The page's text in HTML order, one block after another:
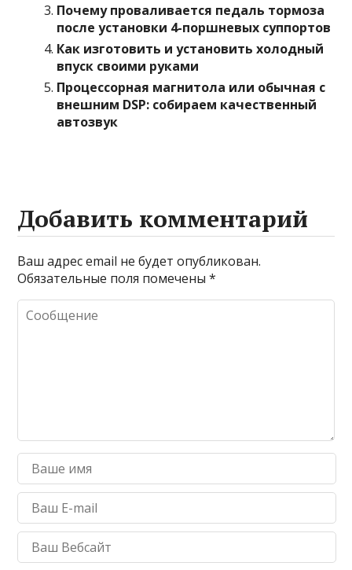
Почему проваливается педаль тормоза
после установки 4-поршневых суппортов
Как изготовить и установить холодный
впуск своими руками
Процессорная магнитола или обычная с
внешним DSP: собираем качественный
автозвук
Добавить комментарий
Ваш адрес email не будет опубликован.
Обязательные поля помечены*